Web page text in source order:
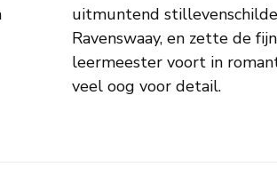
veel oog voor detail.